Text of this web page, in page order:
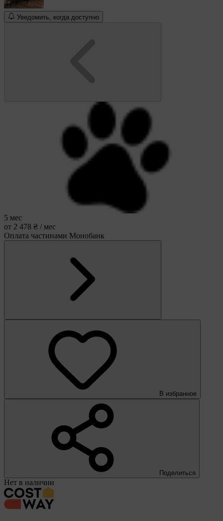
Уведомить, когда доступно
5 мес
от 2 478 ₴ / мес
Оплата частинами Монобанк
В избранное
Поделиться
Нет в наличии